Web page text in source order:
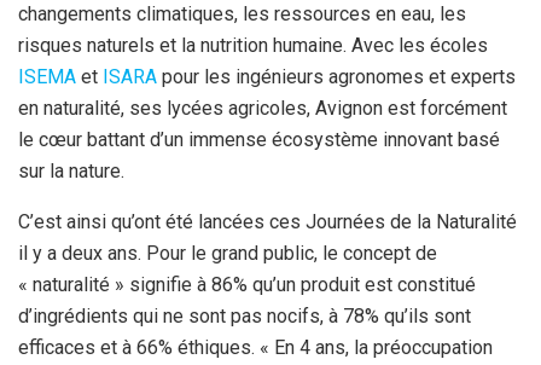
changements climatiques, les ressources en eau, les
risques naturels et la nutrition humaine. Avec les écoles
ISEMA et ISARA pour les ingénieurs agronomes et experts
en naturalité, ses lycées agricoles, Avignon est forcément
le cœur battant d’un immense écosystème innovant basé
sur la nature.
C’est ainsi qu’ont été lancées ces Journées de la Naturalité
il y a deux ans. Pour le grand public, le concept de
« naturalité » signifie à 86% qu’un produit est constitué
d’ingrédients qui ne sont pas nocifs, à 78% qu’ils sont
efficaces et à 66% éthiques. « En 4 ans, la préoccupation